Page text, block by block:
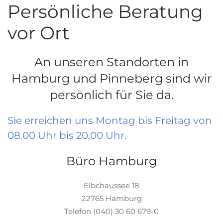
Persönliche Beratung
vor Ort
An unseren Standorten in
Hamburg und Pinneberg sind wir
persönlich für Sie da.
Sie erreichen uns Montag bis Freitag von
08.00 Uhr bis 20.00 Uhr.
Büro Hamburg
Elbchaussee 18
22765 Hamburg
Telefon (040) 30 60 679-0